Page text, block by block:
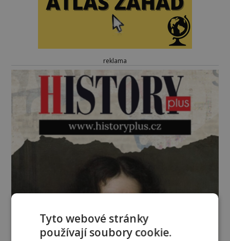
reklama
Tyto webové stránky
používají soubory cookie.